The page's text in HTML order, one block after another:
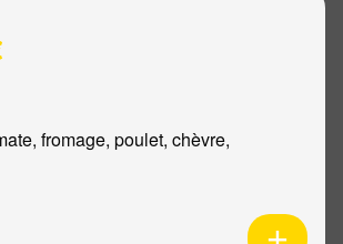
fromage, poulet, chèvre,